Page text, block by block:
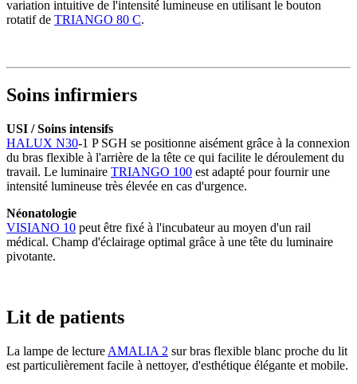
variation intuitive de l'intensité lumineuse en utilisant le bouton
rotatif de TRIANGO 80 C.
Soins infirmiers
USI / Soins intensifs
HALUX N30-1 P SGH se positionne aisément grâce à la connexion
du bras flexible à l'arrière de la tête ce qui facilite le déroulement du
travail. Le luminaire TRIANGO 100 est adapté pour fournir une
intensité lumineuse très élevée en cas d'urgence.
Néonatologie
VISIANO 10 peut être fixé à l'incubateur au moyen d'un rail
médical. Champ d'éclairage optimal grâce à une tête du luminaire
pivotante.
Lit de patients
La lampe de lecture AMALIA 2 sur bras flexible blanc proche du lit
est particulièrement facile à nettoyer, d'esthétique élégante et mobile.